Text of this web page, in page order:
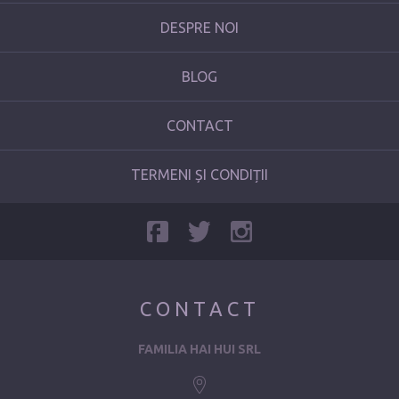
DESPRE NOI
BLOG
CONTACT
TERMENI ȘI CONDIȚII
CONTACT
FAMILIA HAI HUI SRL